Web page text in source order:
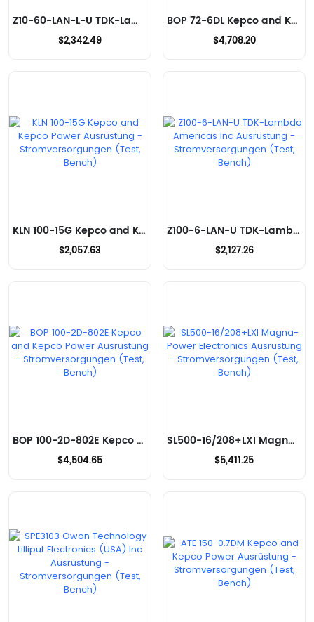
Z10-60-LAN-L-U TDK-Lambda Americas Inc Ausrüstung - Stromversorgungen (Test, Bench)
$2,342.49
BOP 72-6DL Kepco and Kepco Power Ausrüstung - Stromversorgungen (Test, Bench)
$4,708.20
KLN 100-15G Kepco and Kepco Power Ausrüstung - Stromversorgungen (Test, Bench)
$2,057.63
Z100-6-LAN-U TDK-Lambda Americas Inc Ausrüstung - Stromversorgungen (Test, Bench)
$2,127.26
BOP 100-2D-802E Kepco and Kepco Power Ausrüstung - Stromversorgungen (Test, Bench)
$4,504.65
SL500-16/208+LXI Magna-Power Electronics Ausrüstung - Stromversorgungen (Test, Bench)
$5,411.25